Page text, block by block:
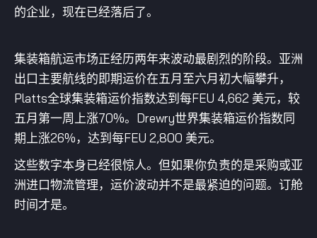
的企业，现在已经落后了。
集装箱航运市场正经历两年来波动最剧烈的阶段。亚洲
出口主要航线的即期运价在五月至六月初大幅攀升，
Platts全球集装箱运价指数达到每FEU 4,662 美元，较
五月第一周上涨70%。Drewry世界集装箱运价指数同
期上涨26%，达到每FEU 2,800 美元。
这些数字本身已经很惊人。但如果你负责的是采购或亚
洲进口物流管理，运价波动并不是最紧迫的问题。订舱
时间才是。